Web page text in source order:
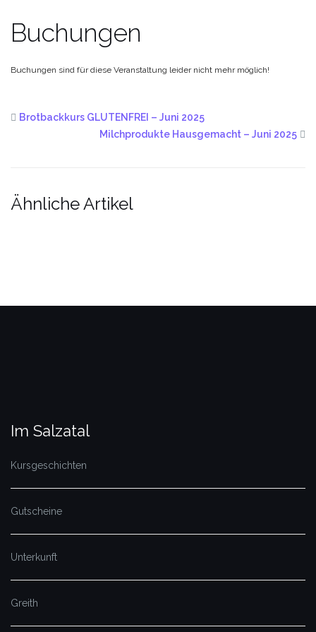
Buchungen
Buchungen sind für diese Veranstaltung leider nicht mehr möglich!
Brotbackkurs GLUTENFREI – Juni 2025
Milchprodukte Hausgemacht – Juni 2025
Ähnliche Artikel
Im Salzatal
Kursgeschichten
Gutscheine
Unterkunft
Greith